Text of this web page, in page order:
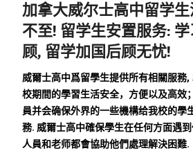
加拿大威尔士高中留学
不至! 留学生安置服务:
顾, 留学加国后顾无忧!
威爾士高中爲留學生提供所有相關服務,
校期間的學習生活安全，方便以及高效
員并会确保外界的一些機構给我校的學
務. 威爾士高中確保學生在任何方面遇
人員和老师都會協助他們處理解決困難.